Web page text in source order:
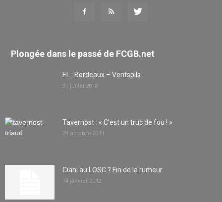
Plongée dans le passé de FCGB.net
EL : Bordeaux – Ventspils
31 juillet 2018
Tavernost : « C’est un truc de fou ! »
29 octobre 2011
Ciani au LOSC ? Fin de la rumeur
14 janvier 2012